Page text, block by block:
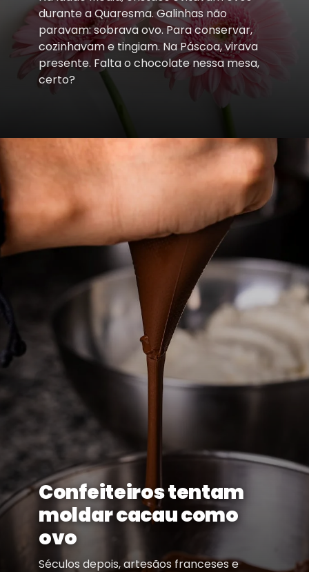
durante a Quaresma. Galinhas não
paravam: sobrava ovo. Para conservar,
cozinhavam e tingiam. Na Páscoa, virava
presente. Falta o chocolate nessa mesa,
certo?
Confeiteiros tentam
moldar cacau como
ovo
Séculos depois, artesãos franceses e